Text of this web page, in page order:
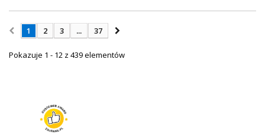
1 2 3 ... 37
Pokazuje 1 - 12 z 439 elementów